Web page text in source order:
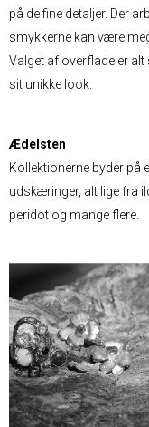
på de fine detaljer. Der
smykkerne kan være
Valget af overflade er
sit unikke look.
Ædelsten
Kollektionerne byder på
udskæringer, alt lige fra
peridot og mange flere.